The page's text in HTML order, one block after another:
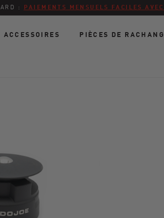
: PAIEMENTS MENSUELS FACILES
ACCESSOIRES PIÈCES DE